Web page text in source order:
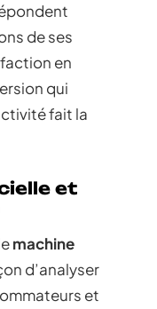
de ses
en
qui
fait la
et
machine
d’analyser
et